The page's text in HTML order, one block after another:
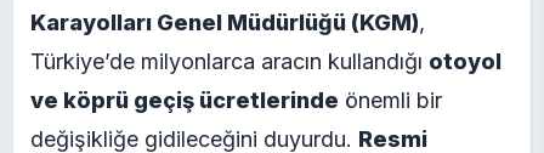
Karayolları Genel Müdürlüğü (KGM),
Türkiye’de milyonlarca aracın kullandığı otoyol
ve köprü geçiş ücretlerinde önemli bir
değişikliğe gidileceğini duyurdu. Resmi